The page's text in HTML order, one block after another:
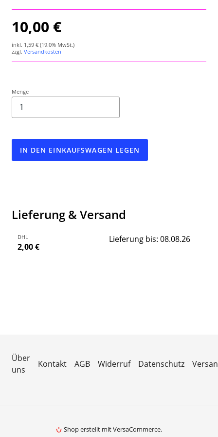
Wetterstation
Hygrometer
Über uns
10,00 €
inkl. 1,59 € (19.0% MwSt.)
zzgl. Versandkosten
Menge
IN DEN EINKAUFSWAGEN LEGEN
Lieferung & Versand
DHL
2,00 €
Lieferung bis: 08.08.26
Über
uns
Kontakt AGB Widerruf Datenschutz
Shop erstellt mit VersaCommerce.